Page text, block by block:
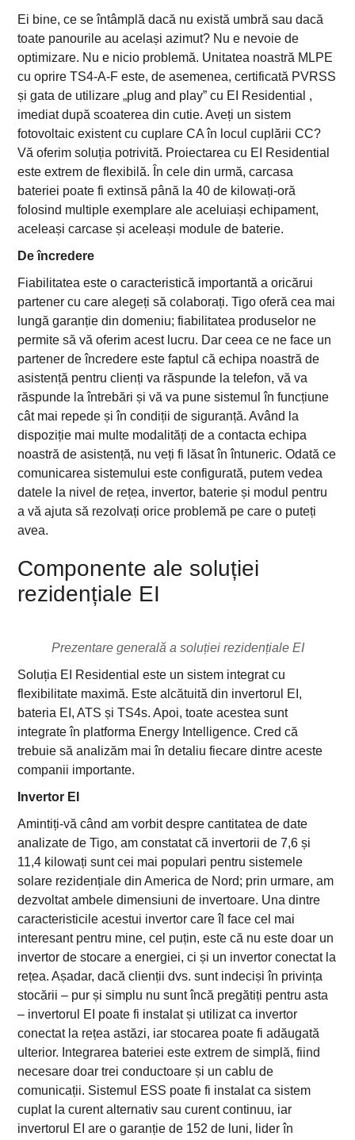
Ei bine, ce se întâmplă dacă nu există umbră sau dacă
toate panourile au același azimut? Nu e nevoie de
optimizare. Nu e nicio problemă. Unitatea noastră MLPE
cu oprire TS4-A-F este, de asemenea, certificată PVRSS
și gata de utilizare „plug and play” cu EI Residential ,
imediat după scoaterea din cutie. Aveți un sistem
fotovoltaic existent cu cuplare CA în locul cuplării CC?
Vă oferim soluția potrivită. Proiectarea cu EI Residential
este extrem de flexibilă. În cele din urmă, carcasa
bateriei poate fi extinsă până la 40 de kilowați-oră
folosind multiple exemplare ale aceluiași echipament,
aceleași carcase și aceleași module de baterie.
De încredere
Fiabilitatea este o caracteristică importantă a oricărui
partener cu care alegeți să colaborați. Tigo oferă cea mai
lungă garanție din domeniu; fiabilitatea produselor ne
permite să vă oferim acest lucru. Dar ceea ce ne face un
partener de încredere este faptul că echipa noastră de
asistență pentru clienți va răspunde la telefon, vă va
răspunde la întrebări și vă va pune sistemul în funcțiune
cât mai repede și în condiții de siguranță. Având la
dispoziție mai multe modalități de a contacta echipa
noastră de asistență, nu veți fi lăsat în întuneric. Odată ce
comunicarea sistemului este configurată, putem vedea
datele la nivel de rețea, invertor, baterie și modul pentru
a vă ajuta să rezolvați orice problemă pe care o puteți
avea.
Componente ale soluției
rezidențiale EI
Prezentare generală a soluției rezidențiale EI
Soluția EI Residential este un sistem integrat cu
flexibilitate maximă. Este alcătuită din invertorul EI,
bateria EI, ATS și TS4s. Apoi, toate acestea sunt
integrate în platforma Energy Intelligence. Cred că
trebuie să analizăm mai în detaliu fiecare dintre aceste
companii importante.
Invertor EI
Amintiți-vă când am vorbit despre cantitatea de date
analizate de Tigo, am constatat că invertorii de 7,6 și
11,4 kilowați sunt cei mai populari pentru sistemele
solare rezidențiale din America de Nord; prin urmare, am
dezvoltat ambele dimensiuni de invertoare. Una dintre
caracteristicile acestui invertor care îl face cel mai
interesant pentru mine, cel puțin, este că nu este doar un
invertor de stocare a energiei, ci și un invertor conectat la
rețea. Așadar, dacă clienții dvs. sunt indeciși în privința
stocării – pur și simplu nu sunt încă pregătiți pentru asta
– invertorul EI poate fi instalat și utilizat ca invertor
conectat la rețea astăzi, iar stocarea poate fi adăugată
ulterior. Integrarea bateriei este extrem de simplă, fiind
necesare doar trei conductoare și un cablu de
comunicații. Sistemul ESS poate fi instalat ca sistem
cuplat la curent alternativ sau curent continuu, iar
invertorul EI are o garanție de 152 de luni, lider în